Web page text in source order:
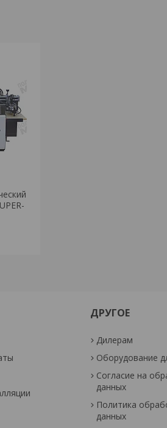
ДРУГОЕ
Дилерам
Оборудование
Согласие на
данных
Политика
данных